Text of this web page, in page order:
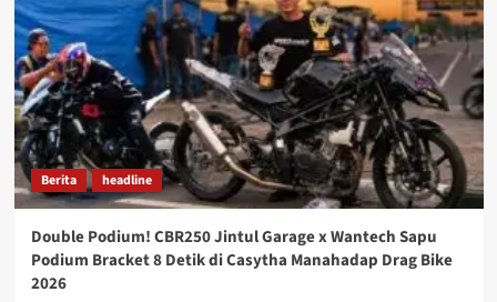
Berita headline
Double Podium! CBR250 Jintul Garage x Wantech Sapu
Podium Bracket 8 Detik di Casytha Manahadap Drag Bike
2026